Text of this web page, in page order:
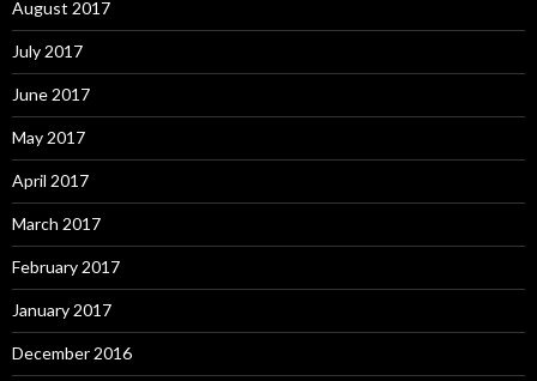
August 2017
July 2017
June 2017
May 2017
April 2017
March 2017
February 2017
January 2017
December 2016